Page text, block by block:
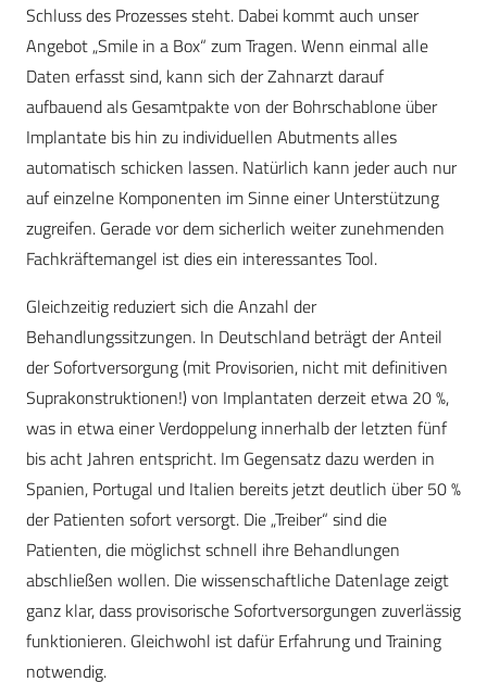
Schluss des Prozesses steht. Dabei kommt auch unser
Angebot „Smile in a Box“ zum Tragen. Wenn einmal alle
Daten erfasst sind, kann sich der Zahnarzt darauf
aufbauend als Gesamtpakte von der Bohrschablone über
Implantate bis hin zu individuellen Abutments alles
automatisch schicken lassen. Natürlich kann jeder auch nur
auf einzelne Komponenten im Sinne einer Unterstützung
zugreifen. Gerade vor dem sicherlich weiter zunehmenden
Fachkräftemangel ist dies ein interessantes Tool.
Gleichzeitig reduziert sich die Anzahl der
Behandlungssitzungen. In Deutschland beträgt der Anteil
der Sofortversorgung (mit Provisorien, nicht mit definitiven
Suprakonstruktionen!) von Implantaten derzeit etwa 20 %,
was in etwa einer Verdoppelung innerhalb der letzten fünf
bis acht Jahren entspricht. Im Gegensatz dazu werden in
Spanien, Portugal und Italien bereits jetzt deutlich über 50 %
der Patienten sofort versorgt. Die „Treiber“ sind die
Patienten, die möglichst schnell ihre Behandlungen
abschließen wollen. Die wissenschaftliche Datenlage zeigt
ganz klar, dass provisorische Sofortversorgungen zuverlässig
funktionieren. Gleichwohl ist dafür Erfahrung und Training
notwendig.